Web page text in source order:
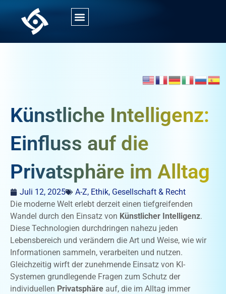
Künstliche Intelligenz:
Einfluss auf die
Privatsphäre im Alltag
Juli 12, 2025 A-Z, Ethik, Gesellschaft & Recht
Die moderne Welt erlebt derzeit einen tiefgreifenden
Wandel durch den Einsatz von Künstlicher Intelligenz.
Diese Technologien durchdringen nahezu jeden
Lebensbereich und verändern die Art und Weise, wie wir
Informationen sammeln, verarbeiten und nutzen.
Gleichzeitig wirft der zunehmende Einsatz von KI-
Systemen grundlegende Fragen zum Schutz der
individuellen Privatsphäre auf, die im Alltag immer